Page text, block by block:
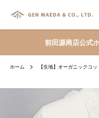
前田源商店公式
ホーム 【生地】オーガニックコ